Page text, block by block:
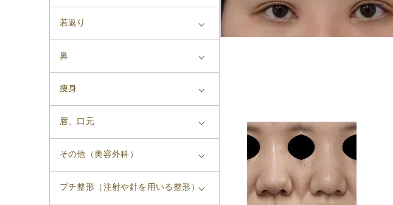
若返り
鼻
痩身
唇、口元
その他（美容外科）
プチ整形（注射や針を用いる整形）